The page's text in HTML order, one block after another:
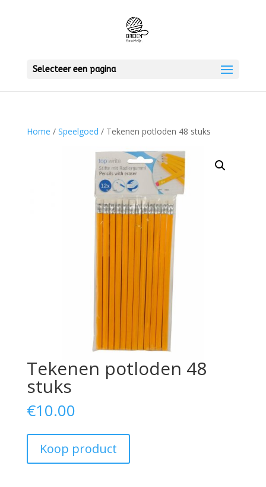
Selecteer een pagina
Home / Speelgoed / Tekenen potloden 48 stuks
Tekenen potloden 48
stuks
€10.00
Koop product